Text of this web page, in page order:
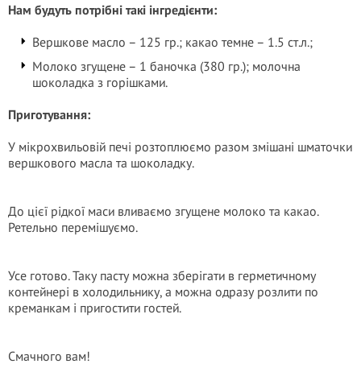
Нам будуть потрібні такі інгредієнти:
Вершкове масло – 125 гр.; какао темне – 1.5 ст.л.;
Молоко згущене – 1 баночка (380 гр.); молочна
шоколадка з горішками.
Приготування:
У мікрохвильовій печі розтоплюємо разом змішані шматочки
вершкового масла та шоколадку.
До цієї рідкої маси вливаємо згущене молоко та какао.
Ретельно перемішуємо.
Усе готово. Таку пасту можна зберігати в герметичному
контейнері в холодильнику, а можна одразу розлити по
креманкам і пригостити гостей.
Смачного вам!